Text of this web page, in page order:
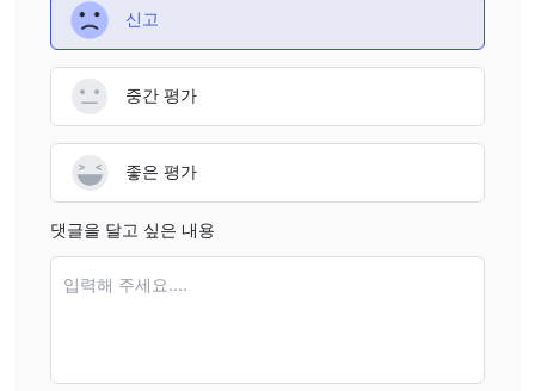
신고
중간 평가
좋은 평가
댓글을 달고 싶은 내용
입력해 주세요....